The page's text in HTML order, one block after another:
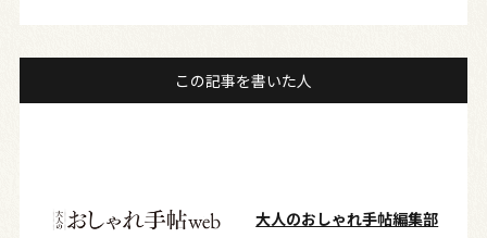
この記事を書いた人
大人のおしゃれ手帖編集部